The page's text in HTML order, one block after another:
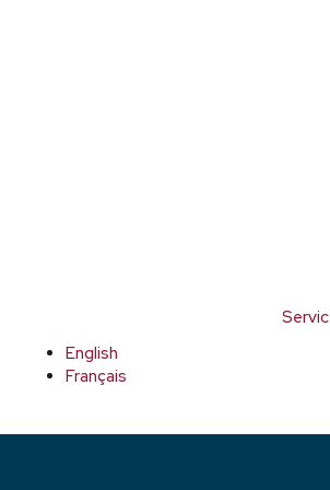
English
Français